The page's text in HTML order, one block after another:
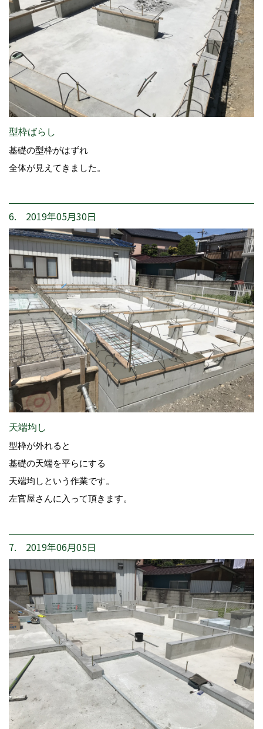
型枠ばらし
基礎の型枠がはずれ
全体が見えてきました。
6. 2019年05月30日
天端均し
型枠が外れると
基礎の天端を平らにする
天端均しという作業です。
左官屋さんに入って頂きます。
7. 2019年06月05日